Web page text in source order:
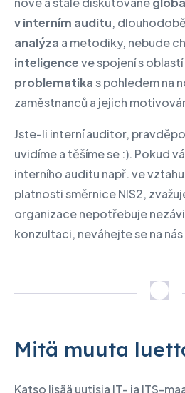
v interním auditu,
analýza a metodiky, nebude
inteligenceve spojení s
problematikas pohledem na
zaměstnanců a jejich
Jste-li interní auditor,
uvidíme a těšíme se :). Pokud
interního auditu např. ve
platnosti směrnice NIS2,
organizace nepotřebuje
konzultaci, neváhejte se na nás
Mitä muuta
Katso lisää uutisia IT- ja ITS-